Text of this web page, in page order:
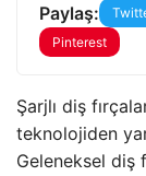
Paylaş:
Pinterest
Şarjlı diş
teknolojiden
Geleneksel diş